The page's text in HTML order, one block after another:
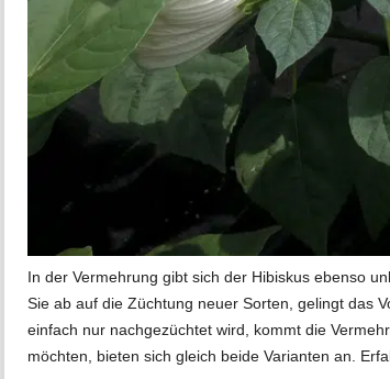
l
.
In der Vermehrung gibt sich der Hibiskus ebenso
Sie ab auf die Züchtung neuer Sorten, gelingt das
einfach nur nachgezüchtet wird, kommt die
möchten, bieten sich gleich beide Varianten an.